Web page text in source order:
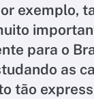
exemplo,
para o
as
tão